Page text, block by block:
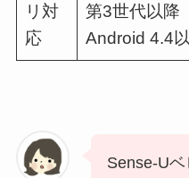
リ対
応
第3世代以降
Android 4.4
Sense-U